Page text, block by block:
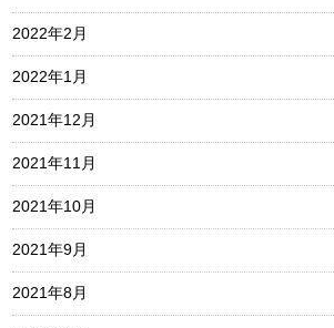
2022年2月
2022年1月
2021年12月
2021年11月
2021年10月
2021年9月
2021年8月